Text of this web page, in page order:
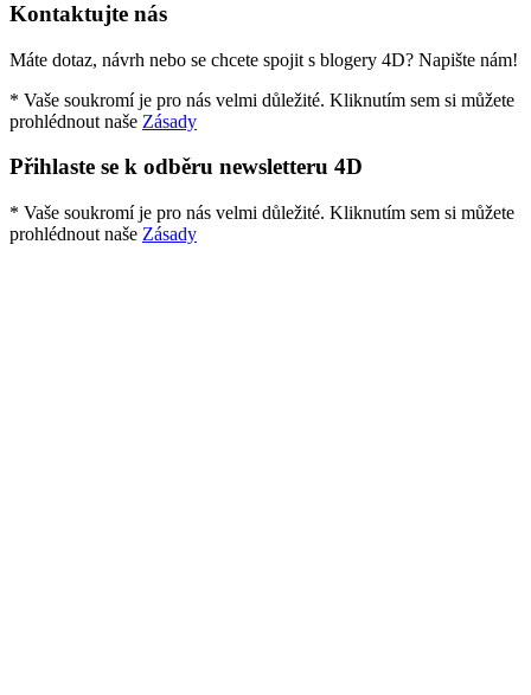
Kontaktujte nás
Máte dotaz, návrh nebo se chcete spojit s blogery 4D? Napište nám!
* Vaše soukromí je pro nás velmi důležité. Kliknutím sem si můžete
prohlédnout naše Zásady
Přihlaste se k odběru newsletteru 4D
* Vaše soukromí je pro nás velmi důležité. Kliknutím sem si můžete
prohlédnout naše Zásady